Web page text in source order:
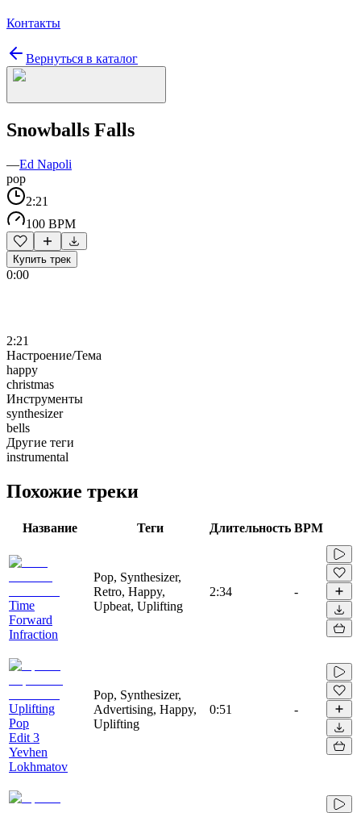
Контакты
Вернуться в каталог
Snowballs Falls
—Ed Napoli
pop
2:21
100 BPM
Купить трек
0:00
2:21
Настроение/Тема
happy
christmas
Инструменты
synthesizer
bells
Другие теги
instrumental
Похожие треки
Название Теги Длительность BPM
Time
Forward
Infraction
Pop, Synthesizer,
Retro, Happy,
Upbeat, Uplifting
2:34 -
Uplifting
Pop
Edit 3
Yevhen
Lokhmatov
Pop, Synthesizer,
Advertising, Happy,
Uplifting
0:51 -